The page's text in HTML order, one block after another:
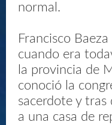
normal.
Francisco
cuando era
la provincia de
conoció la
sacerdote y tras
a una casa de